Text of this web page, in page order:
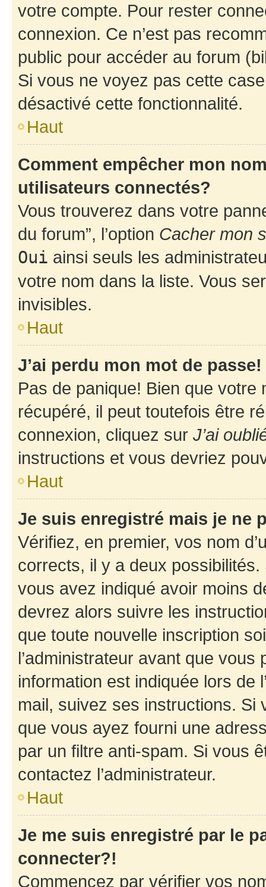
votre compte. Pour rester
connexion. Ce n’est pas
public pour accéder au forum
Si vous ne voyez pas cette
désactivé cette fonctionnalité.
Haut
Comment empêcher mon
utilisateurs connectés?
Vous trouverez dans votre
du forum”, l’option Cacher mon
Oui ainsi seuls les
votre nom dans la liste. Vous
invisibles.
Haut
J’ai perdu mon mot de passe!
Pas de panique! Bien que
récupéré, il peut toutefois être
connexion, cliquez sur J’ai
instructions et vous devriez
Haut
Je suis enregistré mais je ne
Vérifiez, en premier, vos nom
corrects, il y a deux
vous avez indiqué avoir moins
devrez alors suivre les
que toute nouvelle inscription
l’administrateur avant que
information est indiquée lors de
mail, suivez ses instructions. Si
que vous ayez fourni une
par un filtre anti-spam. Si vous
contactez l’administrateur.
Haut
Je me suis enregistré par le
connecter?!
Commencez par vérifier vos